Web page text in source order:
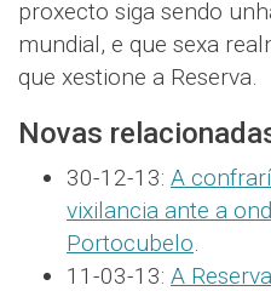
proxecto siga sendo
mundial, e que sexa
que xestione a Reserva.
Novas
30-12-13: A
vixilancia ante a
Portocubelo
11-03-13: A